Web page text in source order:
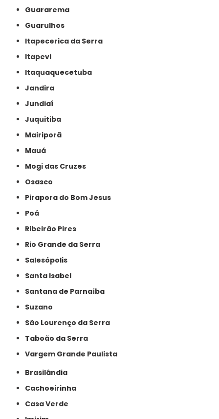
Guararema
Guarulhos
Itapecerica da Serra
Itapevi
Itaquaquecetuba
Jandira
Jundiaí
Juquitiba
Mairiporã
Mauá
Mogi das Cruzes
Osasco
Pirapora do Bom Jesus
Poá
Ribeirão Pires
Rio Grande da Serra
Salesópolis
Santa Isabel
Santana de Parnaíba
Suzano
São Lourenço da Serra
Taboão da Serra
Vargem Grande Paulista
Brasilândia
Cachoeirinha
Casa Verde